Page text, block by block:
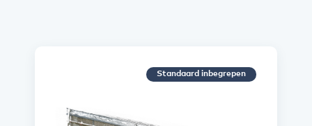
Standaard inbegrepen